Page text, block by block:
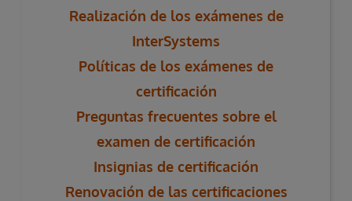
Realización de los exámenes de
InterSystems
Políticas de los exámenes de
certificación
Preguntas frecuentes sobre el
examen de certificación
Insignias de certificación
Renovación de las certificaciones